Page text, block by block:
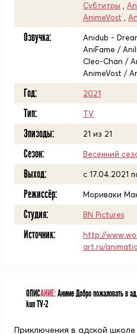
Субтитры
AnimeVost
Озвучка:
Anidub -
AniFame /
Cleo-Chan /
AnimeVost /
Год: 2021
Тип: TV
Эпизоды: 21 из 21
Сезон: Весенний
Выход: c 17.04.2021
Режиссёр: Мориваки
Студия: BN Pictures
Источник:
http://
art.ru/
ОПИСАНИЕ:Аниме Добро пожаловать в
kun TV-2
Приключения в адской